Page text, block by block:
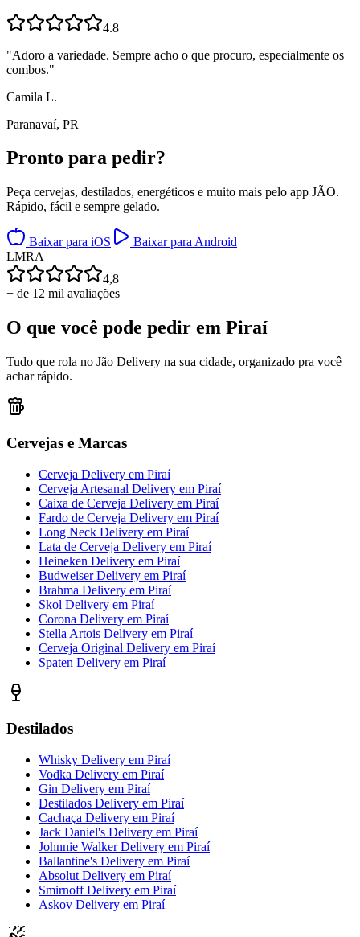
4.8
"Adoro a variedade. Sempre acho o que procuro, especialmente os
combos."
Camila L.
Paranavaí, PR
Pronto para pedir?
Peça cervejas, destilados, energéticos e muito mais pelo app JÃO.
Rápido, fácil e sempre gelado.
Baixar para iOS
Baixar para Android
LMRA
4,8
+ de 12 mil avaliações
O que você pode pedir em Piraí
Tudo que rola no Jão Delivery na sua cidade, organizado pra você
achar rápido.
Cervejas e Marcas
Cerveja Delivery em Piraí
Cerveja Artesanal Delivery em Piraí
Caixa de Cerveja Delivery em Piraí
Fardo de Cerveja Delivery em Piraí
Long Neck Delivery em Piraí
Lata de Cerveja Delivery em Piraí
Heineken Delivery em Piraí
Budweiser Delivery em Piraí
Brahma Delivery em Piraí
Skol Delivery em Piraí
Corona Delivery em Piraí
Stella Artois Delivery em Piraí
Cerveja Original Delivery em Piraí
Spaten Delivery em Piraí
Destilados
Whisky Delivery em Piraí
Vodka Delivery em Piraí
Gin Delivery em Piraí
Destilados Delivery em Piraí
Cachaça Delivery em Piraí
Jack Daniel's Delivery em Piraí
Johnnie Walker Delivery em Piraí
Ballantine's Delivery em Piraí
Absolut Delivery em Piraí
Smirnoff Delivery em Piraí
Askov Delivery em Piraí